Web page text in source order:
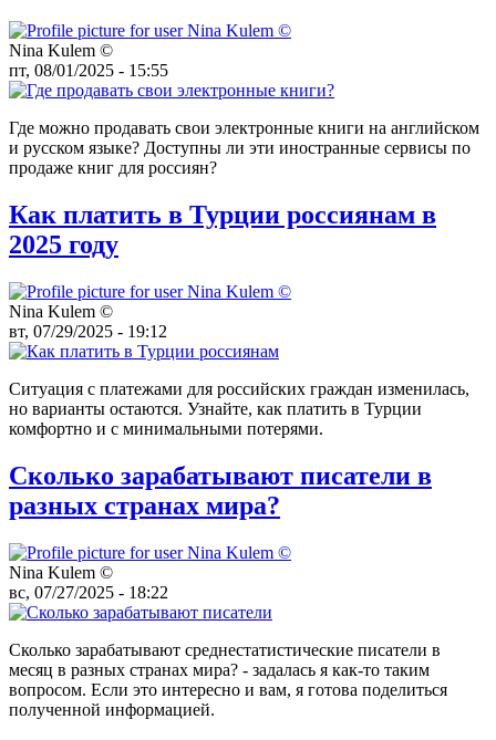
Nina Kulem ©️
пт, 08/01/2025 - 15:55
Где можно продавать свои электронные книги на английском
и русском языке? Доступны ли эти иностранные сервисы по
продаже книг для россиян?
Как платить в Турции россиянам в
2025 году
Nina Kulem ©️
вт, 07/29/2025 - 19:12
Ситуация с платежами для российских граждан изменилась,
но варианты остаются. Узнайте, как платить в Турции
комфортно и с минимальными потерями.
Сколько зарабатывают писатели в
разных странах мира?
Nina Kulem ©️
вс, 07/27/2025 - 18:22
Сколько зарабатывают среднестатистические писатели в
месяц в разных странах мира? - задалась я как-то таким
вопросом. Если это интересно и вам, я готова поделиться
полученной информацией.